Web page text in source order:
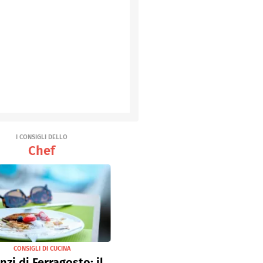
I CONSIGLI DELLO
Chef
CONSIGLI DI CUCINA